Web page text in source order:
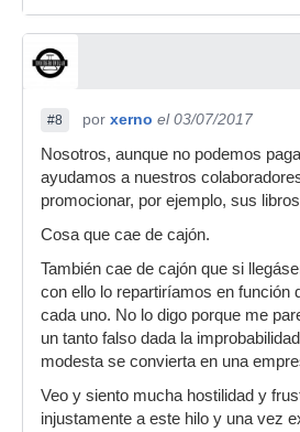
#8 por xerno el 03/07/2017
Nosotros, aunque no podemos
ayudamos a nuestros
promocionar, por ejemplo, sus
Cosa que cae de cajón.
También cae de cajón que si
con ello lo repartiríamos en función
cada uno. No lo digo porque me
un tanto falso dada la
modesta se convierta en una
Veo y siento mucha hostilidad y
injustamente a este hilo y una vez